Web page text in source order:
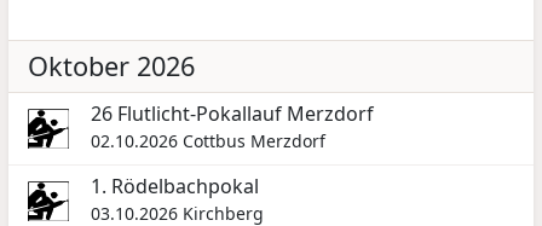
Oktober 2026
26 Flutlicht-Pokallauf Merzdorf
02.10.2026 Cottbus Merzdorf
1. Rödelbachpokal
03.10.2026 Kirchberg